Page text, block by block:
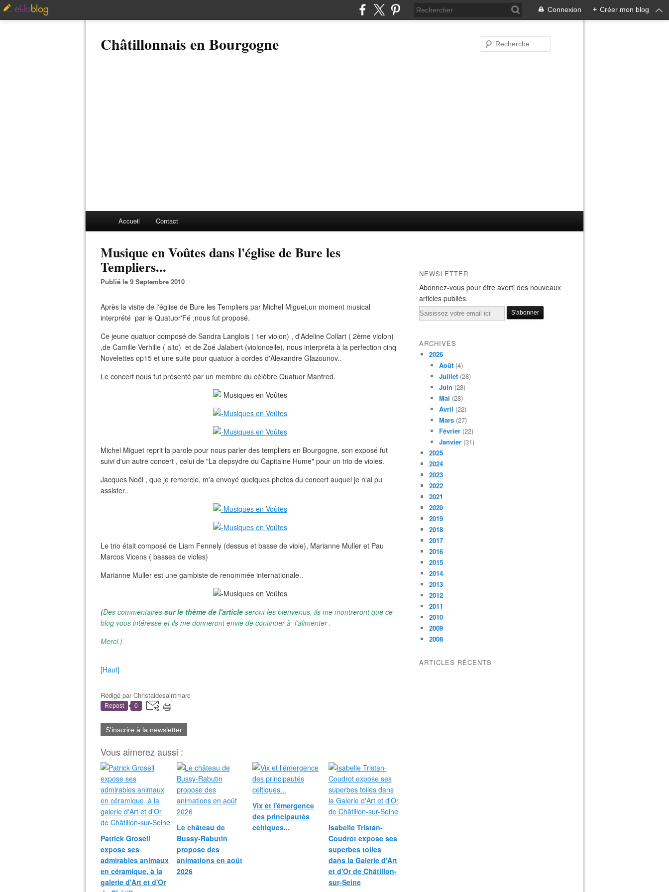
Connexion + Créer mon blog
Châtillonnais en Bourgogne
Accueil Contact
Musique en Voûtes dans l'église de Bure les
Templiers...
Publié le 9 Septembre 2010
Après la visite de l'église de Bure les Templiers par Michel Miguet,un moment musical
interprété par le Quatuor'Fé ,nous fut proposé.
Ce jeune quatuor composé de Sandra Langlois ( 1er violon) , d'Adeline Collart ( 2ème violon)
,de Camille Verhille ( alto) et de Zoé Jalabert (violoncelle), nous interpréta à la perfection cinq
Novelettes op15 et une suite pour quatuor à cordes d'Alexandre Glazounov..
Le concert nous fut présenté par un membre du célèbre Quatuor Manfred.
Michel Miguet reprit la parole pour nous parler des templiers en Bourgogne, son exposé fut
suivi d'un autre concert , celui de "La clepsydre du Capitaine Hume" pour un trio de violes.
Jacques Noël , que je remercie, m'a envoyé quelques photos du concert auquel je n'ai pu
assister..
Le trio était composé de Liam Fennely (dessus et basse de viole), Marianne Muller et Pau
Marcos Vicens ( basses de violes)
Marianne Muller est une gambiste de renommée internationale..
(Des commentaires sur le thème de l'article seront les bienvenus, ils me montreront que ce
blog vous intéresse et ils me donneront envie de continuer à l'alimenter .
Merci.)
[Haut]
Rédigé parChristaldesaintmarc
Repost 0
S'inscrire à la newsletter
Vous aimerez aussi :
Patrick Groseil
expose ses
admirables animaux
en céramique, à la
galerie d'Art et d'Or
Le château de
Bussy-Rabutin
propose des
animations en août
2026
Vix et l'émergence
des principautés
celtiques...
Isabelle Tristan-
Coudrot expose ses
superbes toiles
dans la Galerie d'Art
et d'Or de Châtillon-
sur-Seine
NEWSLETTER
Abonnez-vous pour être averti des nouveaux
articles publiés.
Email
ARCHIVES
2026
Août (4)
Juillet (28)
Juin (28)
Mai (28)
Avril (22)
Mars (27)
Février (22)
Janvier (31)
2025
2024
2023
2022
2021
2020
2019
2018
2017
2016
2015
2014
2013
2012
2011
2010
2009
2008
ARTICLES RÉCENTS